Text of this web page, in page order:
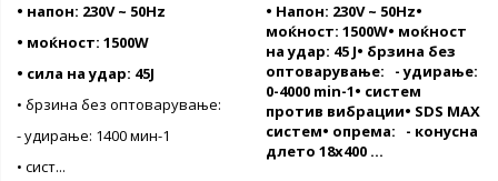
• напон: 230V ~ 50Hz
• моќност: 1500W
• сила на удар: 45J
• брзина без оптоварување:
- удирање: 1400 мин-1
• сист...
• Напон: 230V ~ 50Hz•
моќност: 1500W• моќност
на удар: 45 Ј• брзина без
оптоварување: - удирање:
0-4000 min-1• систем
против вибрации• SDS MAX
систем• опрема: - конусна
длето 18x400 ...